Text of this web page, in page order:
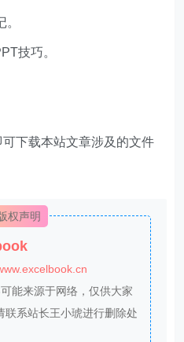
技巧。
下载本站文章涉及的文件
权声明
能来源于网络，仅供大家
联系站长王小琥进行删除处